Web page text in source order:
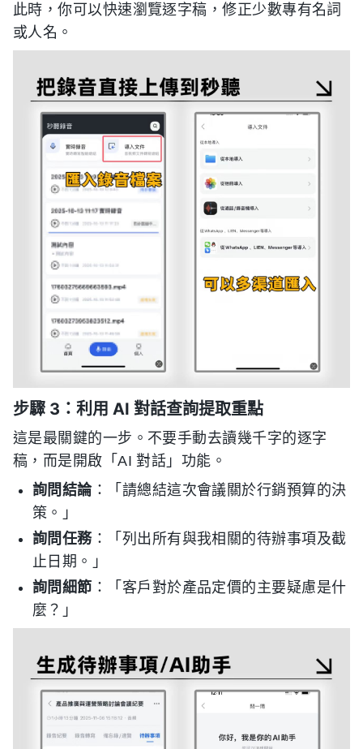
此時，你可以快速瀏覽逐字稿，修正少數專有名詞
或人名。
步驟 3：利用 AI 對話查詢提取重點
這是最關鍵的一步。不要手動去讀幾千字的逐字
稿，而是開啟「AI 對話」功能。
詢問結論：「請總結這次會議關於行銷預算的決
策。」
詢問任務：「列出所有與我相關的待辦事項及截
止日期。」
詢問細節 ：「客戶對於產品定價的主要疑慮是什
麼？」